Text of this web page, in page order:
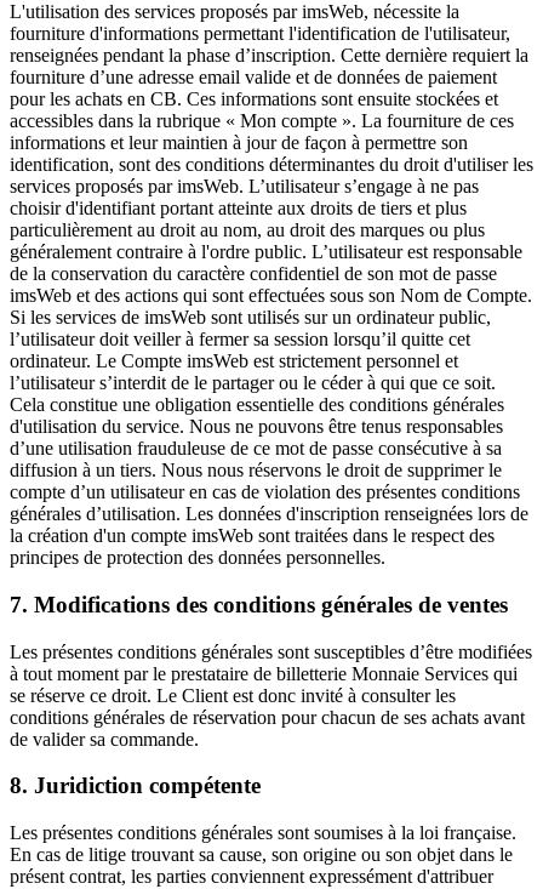
L'utilisation des services proposés par imsWeb, nécessite la
fourniture d'informations permettant l'identification de l'utilisateur,
renseignées pendant la phase d’inscription. Cette dernière requiert la
fourniture d’une adresse email valide et de données de paiement
pour les achats en CB. Ces informations sont ensuite stockées et
accessibles dans la rubrique « Mon compte ». La fourniture de ces
informations et leur maintien à jour de façon à permettre son
identification, sont des conditions déterminantes du droit d'utiliser les
services proposés par imsWeb. L’utilisateur s’engage à ne pas
choisir d'identifiant portant atteinte aux droits de tiers et plus
particulièrement au droit au nom, au droit des marques ou plus
généralement contraire à l'ordre public. L’utilisateur est responsable
de la conservation du caractère confidentiel de son mot de passe
imsWeb et des actions qui sont effectuées sous son Nom de Compte.
Si les services de imsWeb sont utilisés sur un ordinateur public,
l’utilisateur doit veiller à fermer sa session lorsqu’il quitte cet
ordinateur. Le Compte imsWeb est strictement personnel et
l’utilisateur s’interdit de le partager ou le céder à qui que ce soit.
Cela constitue une obligation essentielle des conditions générales
d'utilisation du service. Nous ne pouvons être tenus responsables
d’une utilisation frauduleuse de ce mot de passe consécutive à sa
diffusion à un tiers. Nous nous réservons le droit de supprimer le
compte d’un utilisateur en cas de violation des présentes conditions
générales d’utilisation. Les données d'inscription renseignées lors de
la création d'un compte imsWeb sont traitées dans le respect des
principes de protection des données personnelles.
7. Modifications des conditions générales de ventes
Les présentes conditions générales sont susceptibles d’être modifiées
à tout moment par le prestataire de billetterie Monnaie Services qui
se réserve ce droit. Le Client est donc invité à consulter les
conditions générales de réservation pour chacun de ses achats avant
de valider sa commande.
8. Juridiction compétente
Les présentes conditions générales sont soumises à la loi française.
En cas de litige trouvant sa cause, son origine ou son objet dans le
présent contrat, les parties conviennent expressément d'attribuer